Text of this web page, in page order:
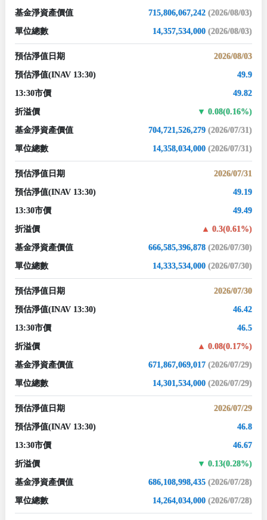
基金淨資產價值 715,806,067,242 (2026/08/03)
單位總數 14,357,534,000 (2026/08/03)
預估淨值日期 2026/08/03
預估淨值(INAV 13:30) 49.9
13:30市價 49.82
折溢價 0.08(0.16%)
基金淨資產價值 704,721,526,279 (2026/07/31)
單位總數 14,358,034,000 (2026/07/31)
預估淨值日期 2026/07/31
預估淨值(INAV 13:30) 49.19
13:30市價 49.49
折溢價 0.3(0.61%)
基金淨資產價值 666,585,396,878 (2026/07/30)
單位總數 14,333,534,000 (2026/07/30)
預估淨值日期 2026/07/30
預估淨值(INAV 13:30) 46.42
13:30市價 46.5
折溢價 0.08(0.17%)
基金淨資產價值 671,867,069,017 (2026/07/29)
單位總數 14,301,534,000 (2026/07/29)
預估淨值日期 2026/07/29
預估淨值(INAV 13:30) 46.8
13:30市價 46.67
折溢價 0.13(0.28%)
基金淨資產價值 686,108,998,435 (2026/07/28)
單位總數 14,264,034,000 (2026/07/28)